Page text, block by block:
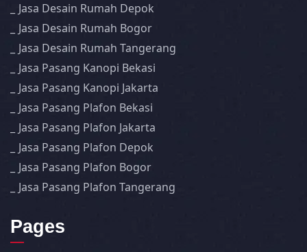
Jasa Desain Rumah Depok
Jasa Desain Rumah Bogor
Jasa Desain Rumah Tangerang
Jasa Pasang Kanopi Bekasi
Jasa Pasang Kanopi Jakarta
Jasa Pasang Plafon Bekasi
Jasa Pasang Plafon Jakarta
Jasa Pasang Plafon Depok
Jasa Pasang Plafon Bogor
Jasa Pasang Plafon Tangerang
Pages